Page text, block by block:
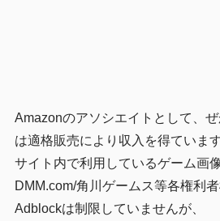
Amazonのアソシエイトとして、ぜ
は適格販売により収入を得ています
サイト内で利用しているゲーム画
DMM.com/角川ゲームス等各権利者
Adblockは制限していませんが、